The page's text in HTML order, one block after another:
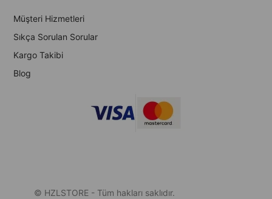
Müşteri Hizmetleri
Sıkça Sorulan Sorular
Kargo Takibi
Blog
© HZLSTORE - Tüm hakları saklıdır.